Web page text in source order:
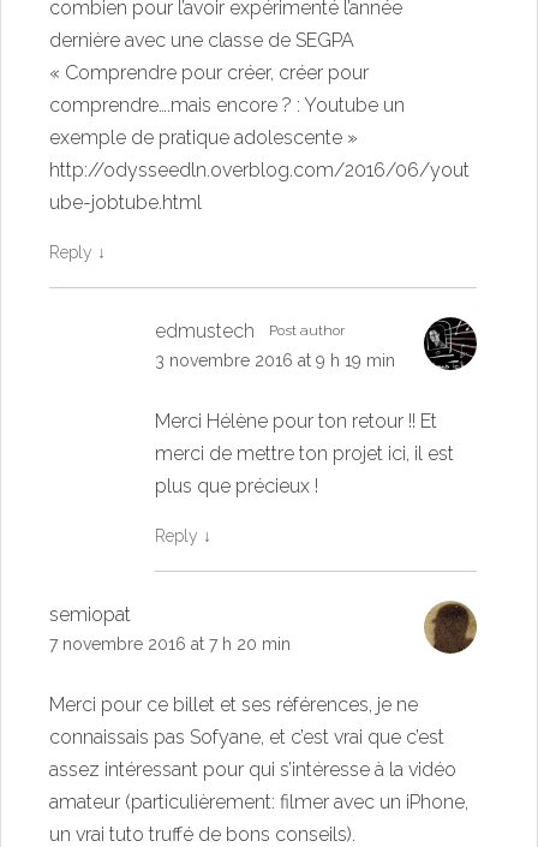
combien pour l’avoir expérimenté l’année
dernière avec une classe de SEGPA
« Comprendre pour créer, créer pour
comprendre….mais encore ? : Youtube un
exemple de pratique adolescente »
http://odysseedln.overblog.com/2016/06/yout
ube-jobtube.html
Reply ↓
edmustech Post author
3 novembre 2016 at 9 h 19 min
Merci Hélène pour ton retour !! Et
merci de mettre ton projet ici, il est
plus que précieux !
Reply ↓
semiopat
7 novembre 2016 at 7 h 20 min
Merci pour ce billet et ses références, je ne
connaissais pas Sofyane, et c’est vrai que c’est
assez intéressant pour qui s’intéresse à la vidéo
amateur (particulièrement: filmer avec un iPhone,
un vrai tuto truffé de bons conseils).